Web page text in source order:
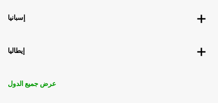
إسبانيا
إيطاليا
عرض جميع الدول